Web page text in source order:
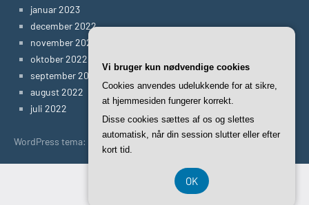
januar 2023
december 2022
november 2022
oktober 2022
september 2022
august 2022
juli 2022
WordPress tema: Occasio by ThemeZee.
CVR-Nummer DK-37407739
Vi bruger kun nødvendige cookies
Cookies anvendes udelukkende for at sikre,
at hjemmesiden fungerer korrekt.
Disse cookies sættes af os og slettes
automatisk, når din session slutter eller efter
kort tid.
OK